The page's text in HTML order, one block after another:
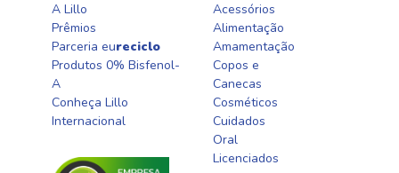
A Lillo
Prêmios
Parceria eureciclo
Produtos 0% Bisfenol-
A
Conheça Lillo
Internacional
Acessórios
Alimentação
Amamentação
Copos e
Canecas
Cosméticos
Cuidados
Oral​
Licenciados​